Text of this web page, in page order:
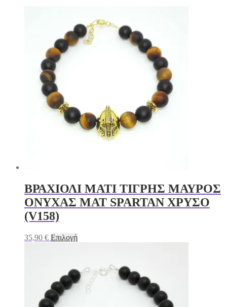
ΒΡΑΧΙΟΛΙ ΜΑΤΙ ΤΙΓΡΗΣ ΜΑΥΡΟΣ
ΟΝΥΧΑΣ ΜΑΤ SPARTAN ΧΡΥΣΟ
(V158)
35,90 € ΕπιλογήΑυτό
πολλαπλές
παραλλαγές.